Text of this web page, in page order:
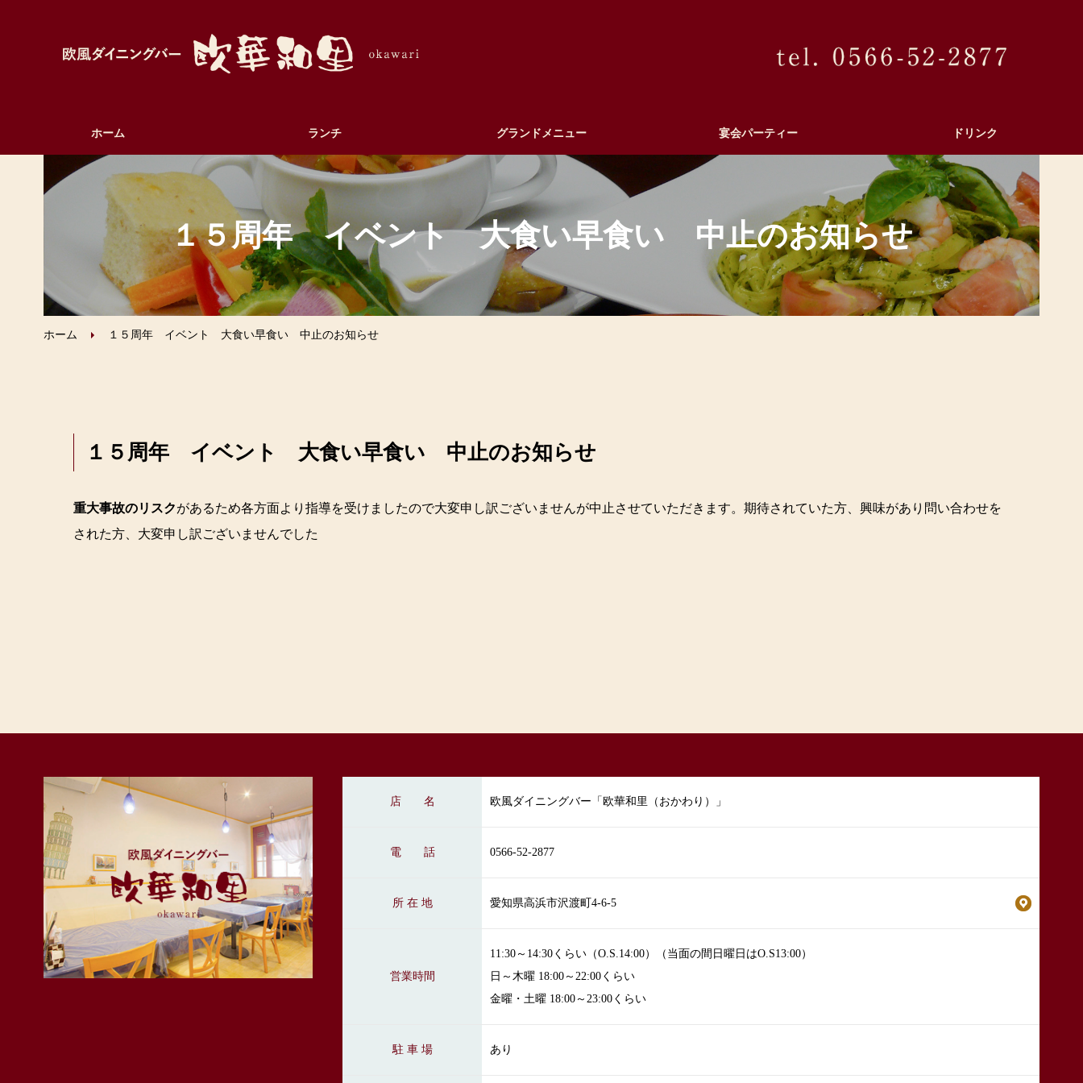
ホーム ランチ グランドメニュー 宴会パーティー ドリンク
１５周年 イベント 大食い早食い 中止のお知らせ
ホーム １５周年 イベント 大食い早食い 中止のお知らせ
１５周年 イベント 大食い早食い 中止のお知らせ
重大事故のリスクがあるため各方面より指導を受けましたので大変申し訳ございませんが中止させていただきます。期待されていた方、興味があり問い合わせを
された方、大変申し訳ございませんでした
店 名 欧風ダイニングバー「欧華和里（おかわり）」
電 話 0566-52-2877
所 在 地 愛知県高浜市沢渡町4-6-5
営業時間
11:30～14:30くらい（O.S.14:00）（当面の間日曜日はO.S13:00）
日～木曜 18:00～22:00くらい
金曜・土曜 18:00～23:00くらい
駐 車 場 あり